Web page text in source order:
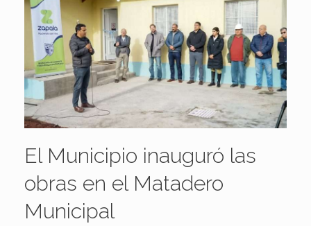
El Municipio inauguró las
obras en el Matadero
Municipal